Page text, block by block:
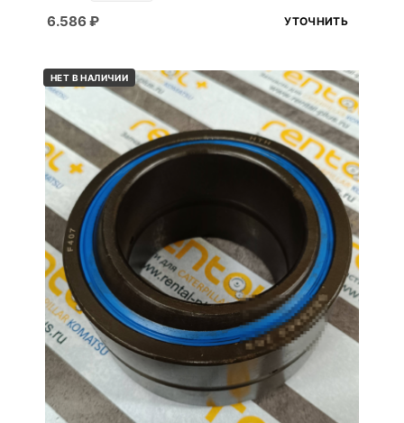
6.586 ₽ УТОЧНИТЬ
НЕТ В НАЛИЧИИ